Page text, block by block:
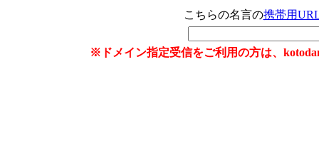
こちらの名言の携帯用
※ドメイン指定受信をご利用の方は、